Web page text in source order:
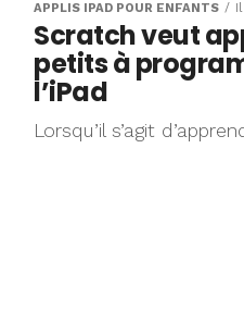
APPLIS IPAD POUR ENFANTS
Scratch veut
petits à
l’iPad
Lorsqu’il s’agit